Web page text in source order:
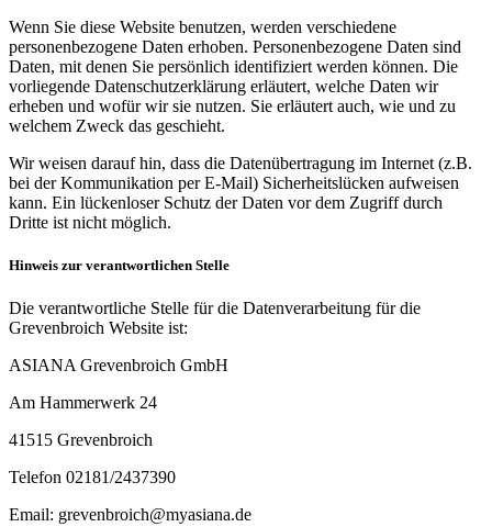
Wenn Sie diese Website benutzen, werden verschiedene
personenbezogene Daten erhoben. Personenbezogene Daten sind
Daten, mit denen Sie persönlich identifiziert werden können. Die
vorliegende Datenschutzerklärung erläutert, welche Daten wir
erheben und wofür wir sie nutzen. Sie erläutert auch, wie und zu
welchem Zweck das geschieht.
Wir weisen darauf hin, dass die Datenübertragung im Internet (z.B.
bei der Kommunikation per E-Mail) Sicherheitslücken aufweisen
kann. Ein lückenloser Schutz der Daten vor dem Zugriff durch
Dritte ist nicht möglich.
Hinweis zur verantwortlichen Stelle
Die verantwortliche Stelle für die Datenverarbeitung für die
Grevenbroich Website ist:
ASIANA Grevenbroich GmbH
Am Hammerwerk 24
41515 Grevenbroich
Telefon 02181/2437390
Email: grevenbroich@myasiana.de